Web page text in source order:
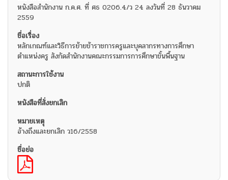
หนังสือสำนักงาน ก.ค.ศ. ที่ ศธ 0206.4/ว 24 ลงวันที่ 28 ธันวาคม
2559
หลักเกณฑ์และวิธีการย้ายข้าราชการครูและบุคลากรทางการศึกษา
ตำแหน่งครู สังกัดสำนักงานคณะกรรมการการศึกษาขั้นพื้นฐาน
ปกติ
อ้างถึงและยกเลิก ว16/2558